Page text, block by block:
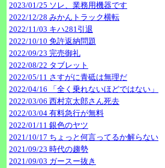
2023/01/25 ソレ、業務用機器です
2022/12/28 みかんトラック横転
2022/11/03 キハ281引退
2022/10/10 免許返納問題
2022/09/23 完売御礼
2022/08/22 タブレット
2022/05/11 さすがに青砥は無理だ
2022/04/16 「全く乗れないほどではない」
2022/03/06 西村京太郎さん死去
2022/03/04 有料急行が無料
2022/01/11 銀色のヤツ
2021/10/17 ちょっと何言ってるか解らない
2021/09/23 時代の趨勢
2021/09/03 ガースー抜き